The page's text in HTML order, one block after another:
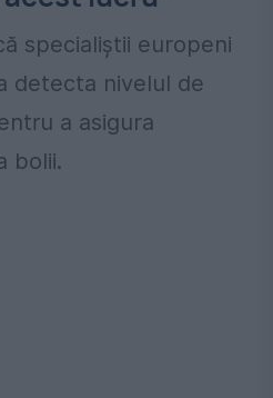
specialiștii europeni
detecta nivelul de
a asigura
bolii.